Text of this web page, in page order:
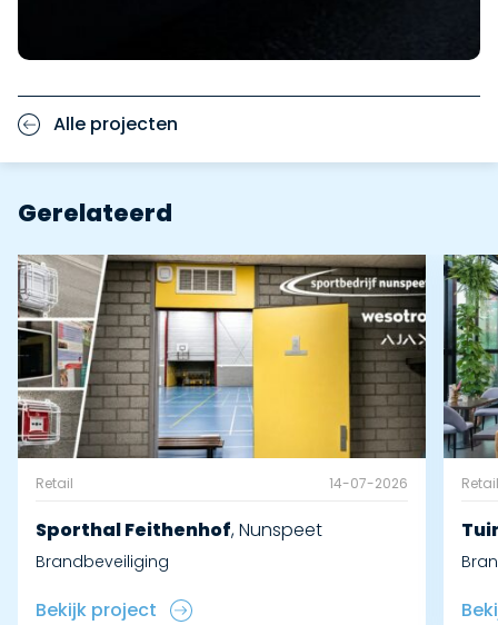
Alle projecten
Gerelateerd
Retail 14-07-2026
Sporthal Feithenhof,Nunspeet
Brandbeveiliging
Bekijk project